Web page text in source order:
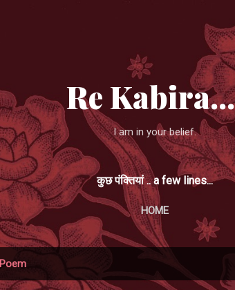
Re
I am in your belief.
कुछ पंक्तियां .. a few lines...
HOME
Poem